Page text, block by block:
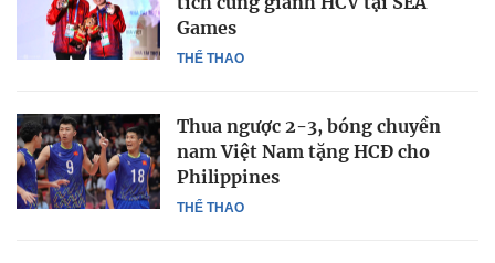
THỂ THAO
Games
THỂ THAO
Thua ngược 2-3, bóng chuyền
nam Việt Nam tặng HCĐ cho
Philippines